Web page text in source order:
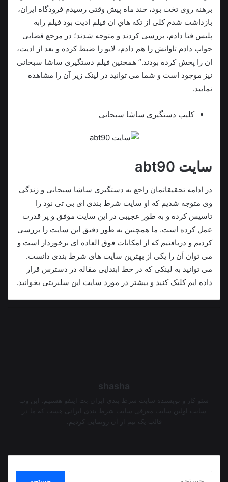
برهنه روی تخت بود، چند ماه پیش وقتی رسیدم فرودگاه ایران،
بازداشت شدم کلی از تکه‌ هاي‌ ان فیلم ادیت بود فیلم رابه
پلیس فتا دادم، بررسی کردند و متوجه شدند؛ در مرجع قضایی
جواب دادم تاوانش را هم دادم، لایو را ضبط کرده و بعد از ادیت،
ان را پخش کرده بودند.” همچنین فیلم دستگیری ساشا سبحانی
نیز موجود است و شما می توانید در لینک زیر آن را مشاهده
نمایید.
کلیپ دستگیری ساشا سبحانی
سایت abt90
در ادامه تحقیقاتمان راجع به دستگیری ساشا سبحانی و زندگی
وی متوجه شدیم که او سایت شرط بندی ای بی تی نود را
تاسیس کرده و به طور عجیبی در این سایت موفق و پر قدرت
عمل کرده است. ما همچنین به طور دقیق این سایت را بررسی
کردیم و دریافتیم که از امکانات فوق العاده ای برخوردار است و
می توان آن را یکی از بهترین سایت های شرط بندی دانست.
می توانید به لینکی که در خط ابتدایی مقاله در دسترس قرار
داده ایم کلیک کنید و بیشتر در مورد سایت این سلبریتی بخوانید.
shasha
سئو کار و نویسنده سایت شرط بندی ایران بت اینفو هستیم. این وب
سایت اولین سایت معرفی سایت شرط بندی ایرانی هست که ما در
قالب یک تیم از آن رونمایی کردیم.